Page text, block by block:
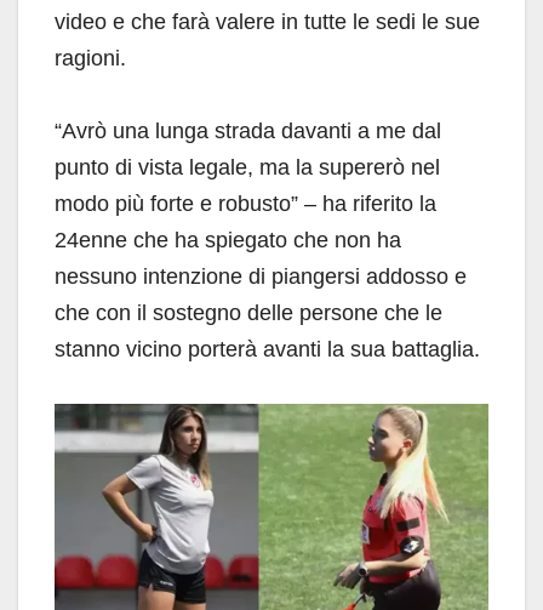
video e che farà valere in tutte le sedi le sue
ragioni.
“Avrò una lunga strada davanti a me dal
punto di vista legale, ma la supererò nel
modo più forte e robusto” – ha riferito la
24enne che ha spiegato che non ha
nessuno intenzione di piangersi addosso e
che con il sostegno delle persone che le
stanno vicino porterà avanti la sua battaglia.